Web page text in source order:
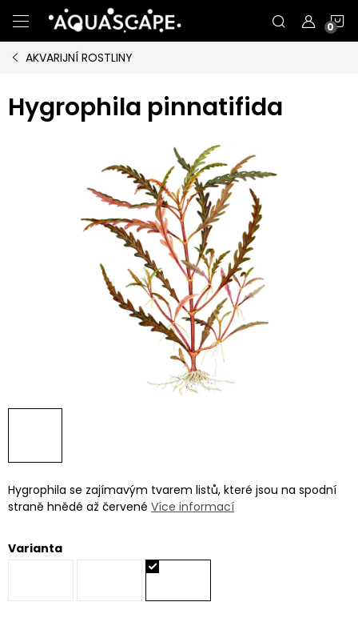
na
obsah
AKVARIJNÍ ROSTLINY
Hygrophila pinnatifida
Hygrophila se zajímavým tvarem listů, které jsou na spodní
straně hnědé až červené Více informací
Varianta